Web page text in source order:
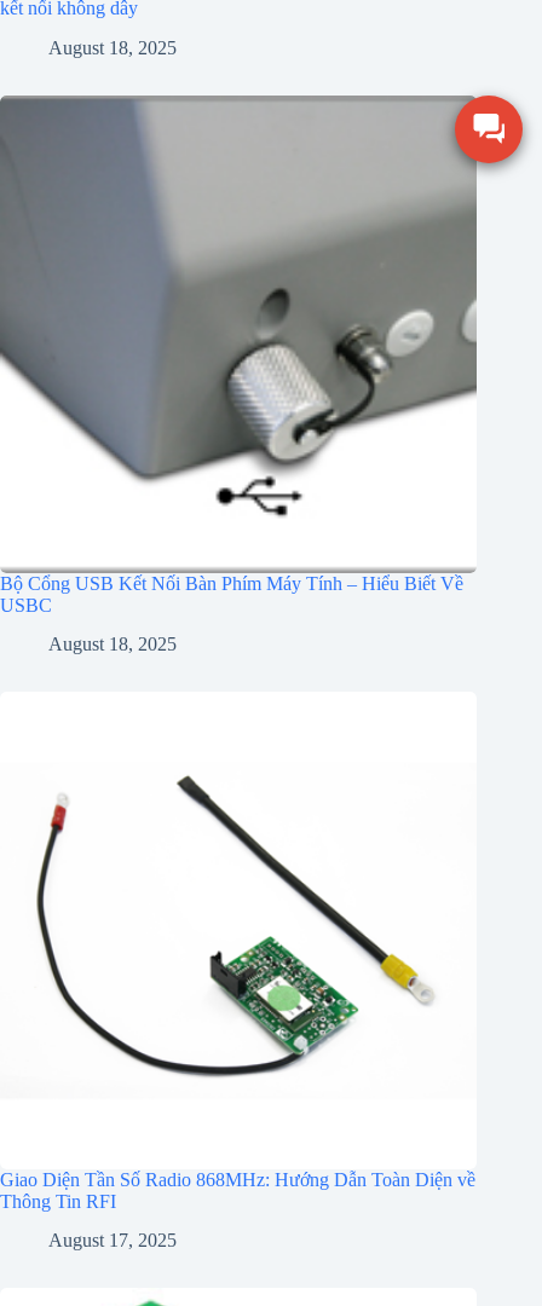
kết nối không dây
August 18, 2025
Bộ Cổng USB Kết Nối Bàn Phím Máy Tính – Hiểu Biết Về
USBC
August 18, 2025
Giao Diện Tần Số Radio 868MHz: Hướng Dẫn Toàn Diện về
Thông Tin RFI
August 17, 2025